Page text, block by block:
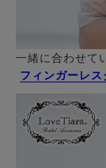
一緒に合わせて
フィンガーレス